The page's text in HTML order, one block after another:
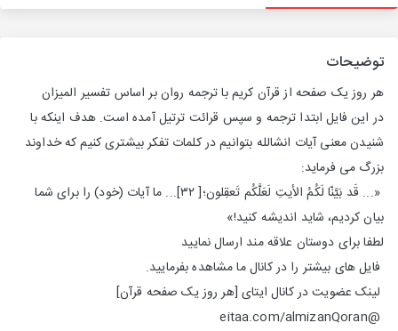
توضیحات
هر روز یک صفحه از قرآن کریم با ترجمه روان بر اساس تفسیر المیزان
در این فایل ابتدا ترجمه و سپس قرائت ترتیل آمده است. هدف اینکه با
شنیدن معنی آیات انشالله بتوانیم در کلمات تفکر بیشتری کنیم که خداوند
بزرگ می فرماید:
«... قَد بَيَّنّا لَكُمُ الأيتِ لَعَلَّكُم تَعقِلون؛[ ۳۲]... ما آیات (خود) را برای شما
بیان کردیم، شاید اندیشه کنید!»
لطفا برای دوستان علاقه مند ارسال نمایید
فایل های بیشتر را در کانال ما مشاهده بفرمایید.
لینک عضویت در کانال ایتای [هر روز یک صفحه قرآن]
@eitaa.com/almizanQoran